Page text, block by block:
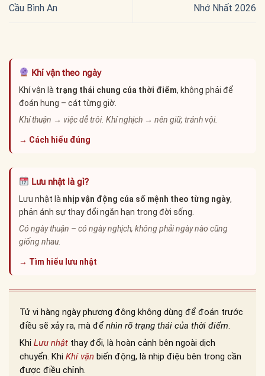
Cầu Bình An
Nhớ Nhất 2026
Khí vận theo ngày
Khí vận là trạng thái chung của thời điểm, không phải để
đoán hung – cát từng giờ.
Khí thuận → việc dễ trôi. Khí nghịch → nên giữ, tránh vội.
→ Cách hiểu đúng
Lưu nhật là gì?
Lưu nhật là nhịp vận động của số mệnh theo từng ngày,
phản ánh sự thay đổi ngắn hạn trong đời sống.
Có ngày thuận – có ngày nghịch, không phải ngày nào cũng
giống nhau.
→ Tìm hiểu lưu nhật
Tử vi hàng ngày phương đông không dùng để đoán trước
điều sẽ xảy ra, mà đểnhìn rõ trạng thái của thời điểm
Khi Lưu nhật thay đổi, là hoàn cảnh bên ngoài dịch
chuyển. Khi Khí vận biến động, là nhịp điệu bên trong cần
được điều chỉnh.